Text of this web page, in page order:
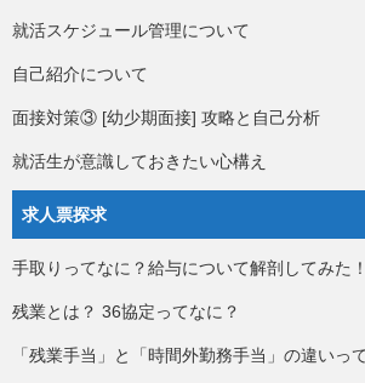
就活スケジュール管理について
自己紹介について
面接対策③ [幼少期面接] 攻略と自己分析
就活生が意識しておきたい心構え
求人票探求
手取りってなに？給与について解剖してみた！
残業とは？ 36協定ってなに？
「残業手当」と「時間外勤務手当」の違いっ